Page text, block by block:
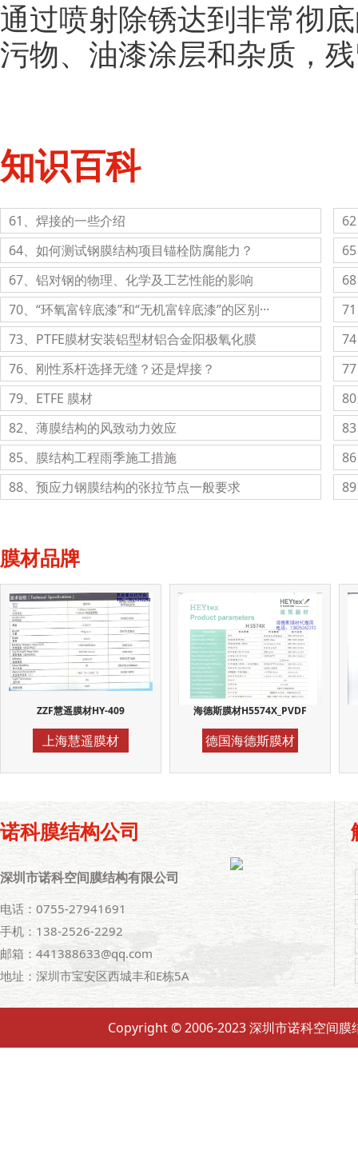
通过喷射除锈达到非常彻
污物、油漆涂层和杂质，
知识百科
61、焊接的一些介绍
64、如何测试钢膜结构项目锚栓防腐能力？
67、铝对钢的物理、化学及工艺性能的影响
70、“环氧富锌底漆”和“无机富锌底漆”的区别···
73、PTFE膜材安装铝型材铝合金阳极氧化膜
76、刚性系杆选择无缝？还是焊接？
79、ETFE 膜材
82、薄膜结构的风致动力效应
85、膜结构工程雨季施工措施
88、预应力钢膜结构的张拉节点一般要求
膜材品牌
ZZF慧遥膜材HY-409
上海慧遥膜材
海德斯膜材H5574X_PVDF
德国海德斯膜材
诺科膜结构公司
深圳市诺科空间膜结构有限公司
电话：0755-27941691
手机：138-2526-2292
邮箱：441388633@qq.com
地址：深圳市宝安区西城丰和E栋5A
Copyright © 2006-2023 深圳市诺科空间